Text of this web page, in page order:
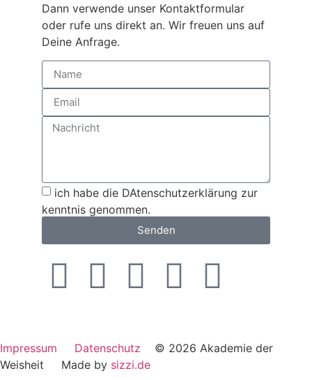
Dann verwende unser Kontaktformular
oder rufe uns direkt an. Wir freuen uns auf
Deine Anfrage.
ich habe die DAtenschutzerklärung zur
kenntnis genommen.
Senden
Impressum Datenschutz © 2026 Akademie der
Weisheit Made by sizzi.de